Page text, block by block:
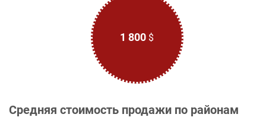
1 800 $
Средняя стоимость продажи по районам